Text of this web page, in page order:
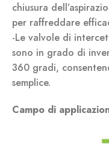
chiusura
per raffreddare
-Le valvole di
sono in grado di
360 gradi,
semplice.
Campo di